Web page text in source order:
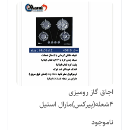
اجاق گاز رومیزی
۴شعله(پیرکس)مارال استیل
مدل۴۵۰۱۰
ناموجود